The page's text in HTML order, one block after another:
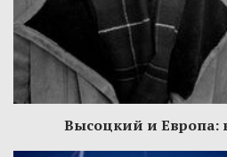
Высоцкий и Европа: